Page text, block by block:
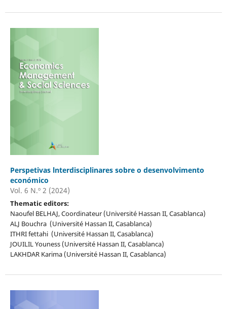
Perspetivas lnterdisciplinares sobre o desenvolvimento
económico
Vol. 6 N.º 2 (2024)
Thematic editors:
Naoufel BELHAJ, Coordinateur (Université Hassan II, Casablanca)
ALJ Bouchra (Université Hassan II, Casablanca)
ITHRI fettahi (Université Hassan II, Casablanca)
JOUILIL Youness (Université Hassan II, Casablanca)
LAKHDAR Karima (Université Hassan II, Casablanca)